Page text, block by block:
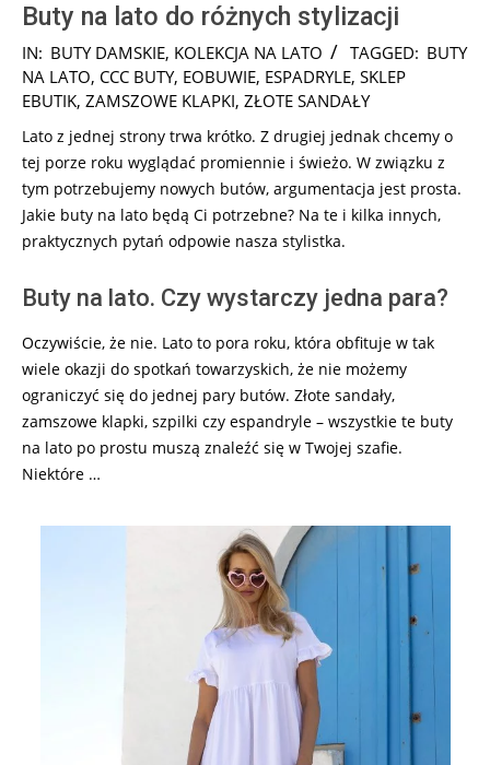
Buty na lato do różnych stylizacji
2026-
02-
17
IN: BUTY DAMSKIE, KOLEKCJA NA LATO TAGGED: BUTY
NA LATO, CCC BUTY, EOBUWIE, ESPADRYLE, SKLEP
EBUTIK, ZAMSZOWE KLAPKI, ZŁOTE SANDAŁY
Lato z jednej strony trwa krótko. Z drugiej jednak chcemy o
tej porze roku wyglądać promiennie i świeżo. W związku z
tym potrzebujemy nowych butów, argumentacja jest prosta.
Jakie buty na lato będą Ci potrzebne? Na te i kilka innych,
praktycznych pytań odpowie nasza stylistka.
Buty na lato. Czy wystarczy jedna para?
Oczywiście, że nie. Lato to pora roku, która obfituje w tak
wiele okazji do spotkań towarzyskich, że nie możemy
ograniczyć się do jednej pary butów. Złote sandały,
zamszowe klapki, szpilki czy espandryle – wszystkie te buty
na lato po prostu muszą znaleźć się w Twojej szafie.
Niektóre …